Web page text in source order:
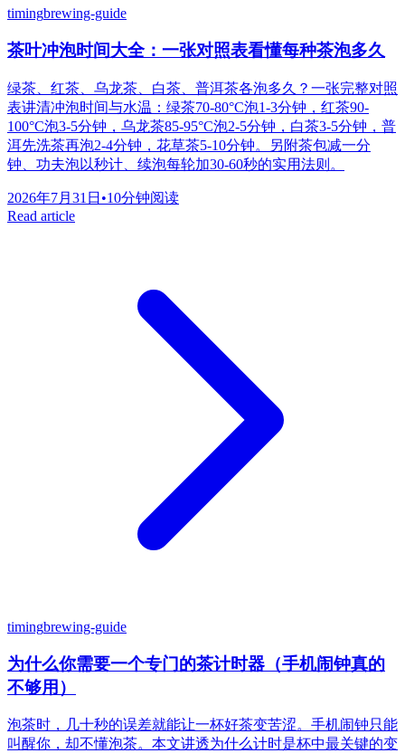
timingbrewing-guide
茶叶冲泡时间大全：一张对照表看懂每种茶泡多久
绿茶、红茶、乌龙茶、白茶、普洱茶各泡多久？一张完整对照
表讲清冲泡时间与水温：绿茶70-80°C泡1-3分钟，红茶90-
100°C泡3-5分钟，乌龙茶85-95°C泡2-5分钟，白茶3-5分钟，普
洱先洗茶再泡2-4分钟，花草茶5-10分钟。另附茶包减一分
钟、功夫泡以秒计、续泡每轮加30-60秒的实用法则。
2026年7月31日 •10分钟阅读
Read article
timingbrewing-guide
为什么你需要一个专门的茶计时器（手机闹钟真的
不够用）
泡茶时，几十秒的误差就能让一杯好茶变苦涩。手机闹钟只能
叫醒你，却不懂泡茶。本文讲透为什么计时是杯中最关键的变